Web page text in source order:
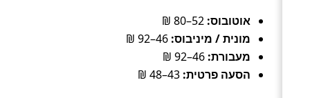
אוטובוס:
מונית / מיניבוס:
מעבורת:
הסעה פרטית: